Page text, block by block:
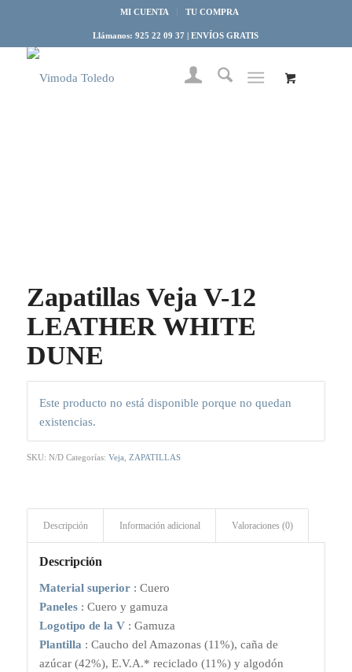
MI CUENTA TU COMPRA
Llámanos: 925 22 09 37 | ENVÍOS GRATIS
Zapatillas Veja V-12
LEATHER WHITE
DUNE
Este producto no está disponible porque no quedan
existencias.
SKU: N/D Categorías: Veja ZAPATILLAS
Descripción Información adicional Valoraciones (0)
Descripción
Material superior : Cuero
Paneles: Cuero y gamuza
Logotipo de la V: Gamuza
Plantilla : Caucho del Amazonas (11%), caña de
azúcar (42%), E.V.A.* reciclado (11%) y algodón